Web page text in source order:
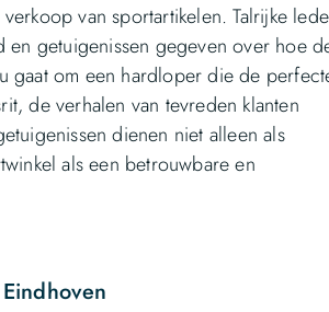
van sportartikelen. Talrijke
getuigenissen gegeven over hoe
gaat om een hardloper die de
de verhalen van tevreden klanten
dienen niet alleen als
als een betrouwbare en